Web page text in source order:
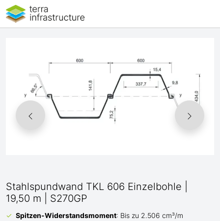
Stahlspundwand TKL 606 Einzelbohle |
19,50 m | S270GP
Spitzen-Widerstandsmoment: Bis zu 2.506 cm³/m